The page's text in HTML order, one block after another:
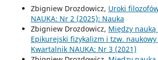
Zbigniew Drozdowicz, Uroki
NAUKA: Nr 2 (2025): Nauka
Zbigniew Drozdowicz, Między
Epikurejski fizykalizm i tzw.
Kwartalnik NAUKA: Nr 3 (2021)